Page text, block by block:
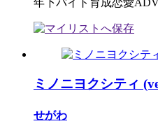
ミノニヨクシティ
せがわ